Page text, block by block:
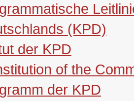
(KPD)
der KPD
of the
der KPD